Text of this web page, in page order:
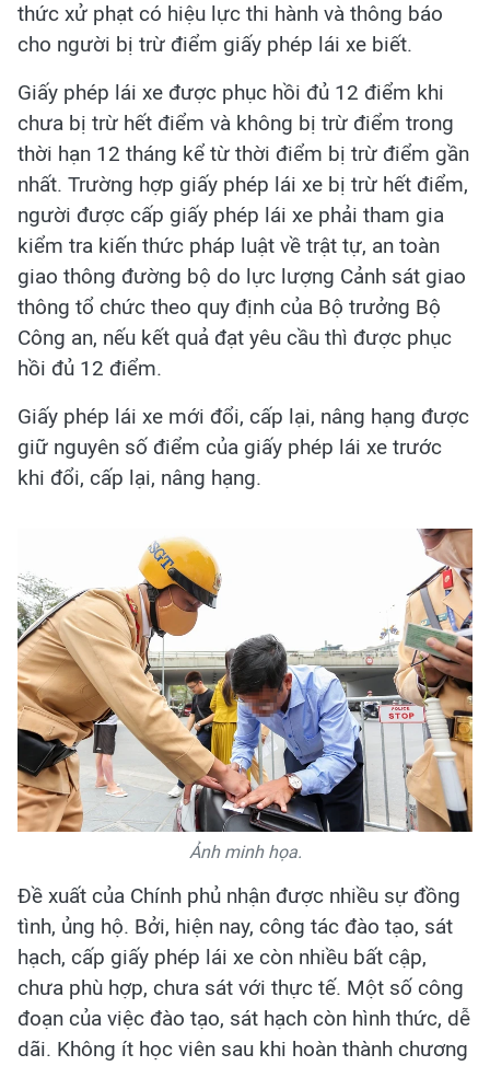
thức xử phạt có hiệu lực thi hành và thông báo
cho người bị trừ điểm giấy phép lái xe biết.
Giấy phép lái xe được phục hồi đủ 12 điểm khi
chưa bị trừ hết điểm và không bị trừ điểm trong
thời hạn 12 tháng kể từ thời điểm bị trừ điểm gần
nhất. Trường hợp giấy phép lái xe bị trừ hết điểm,
người được cấp giấy phép lái xe phải tham gia
kiểm tra kiến thức pháp luật về trật tự, an toàn
giao thông đường bộ do lực lượng Cảnh sát giao
thông tổ chức theo quy định của Bộ trưởng Bộ
Công an, nếu kết quả đạt yêu cầu thì được phục
hồi đủ 12 điểm.
Giấy phép lái xe mới đổi, cấp lại, nâng hạng được
giữ nguyên số điểm của giấy phép lái xe trước
khi đổi, cấp lại, nâng hạng.
Ảnh minh họa.
Đề xuất của Chính phủ nhận được nhiều sự đồng
tình, ủng hộ. Bởi, hiện nay, công tác đào tạo, sát
hạch, cấp giấy phép lái xe còn nhiều bất cập,
chưa phù hợp, chưa sát với thực tế. Một số công
đoạn của việc đào tạo, sát hạch còn hình thức, dễ
dãi. Không ít học viên sau khi hoàn thành chương